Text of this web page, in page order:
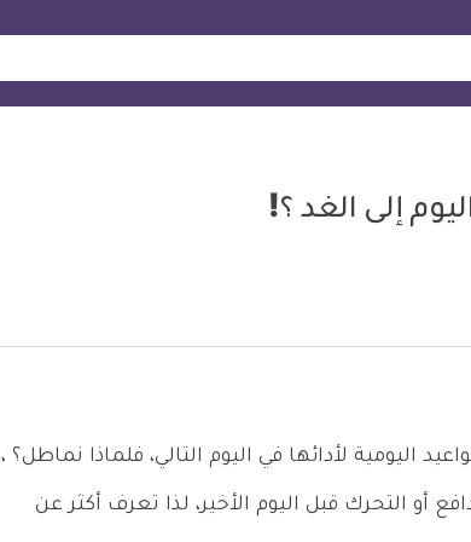
إلى الغد ؟!
اليومية لأدائها في اليوم التالي، فلماذا نماطل؟ ،
أو التحرك قبل اليوم الأخير، لذا تعرف أكثر عن